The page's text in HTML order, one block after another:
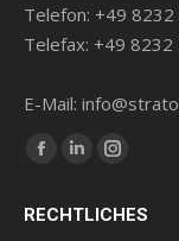
Telefon: +49
Telefax: +49
E-Mail:
Finde uns auf:
Facebook
wird
LinkedIn
wirdwird
RECHTLICHES